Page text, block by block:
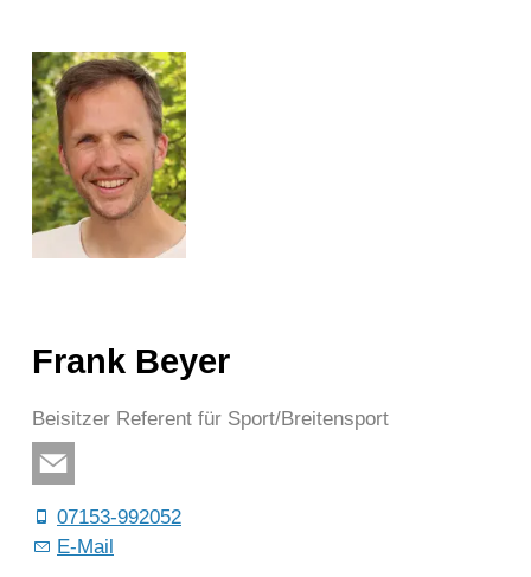
Frank Beyer
Beisitzer Referent für Sport/Breitensport
07153-992052
E-Mail